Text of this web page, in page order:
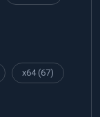
x64(67)